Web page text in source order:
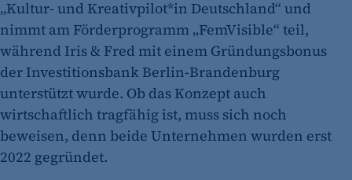
„Kultur- und Kreativpilot*in Deutschland“ und
nimmt am Förderprogramm „FemVisible“ teil,
während Iris & Fred mit einem Gründungsbonus
der Investitionsbank Berlin-Brandenburg
unterstützt wurde. Ob das Konzept auch
wirtschaftlich tragfähig ist, muss sich noch
beweisen, denn beide Unternehmen wurden erst
2022 gegründet.